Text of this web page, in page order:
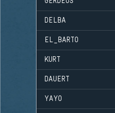
DELBA
EL_BARTO
KURT
DAUERT
YAYO